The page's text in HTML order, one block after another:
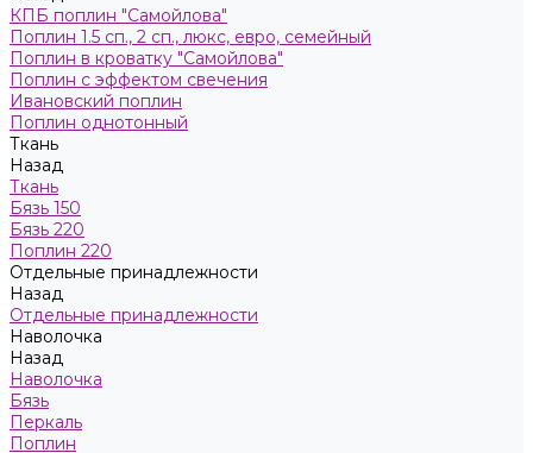
КПБ поплин "Самойлова"
Поплин 1.5 сп., 2 сп., люкс, евро, семейный
Поплин в кроватку "Самойлова"
Поплин с эффектом свечения
Ивановский поплин
Поплин однотонный
Ткань
Назад
Ткань
Бязь 150
Бязь 220
Поплин 220
Отдельные принадлежности
Назад
Отдельные принадлежности
Наволочка
Назад
Наволочка
Бязь
Перкаль
Поплин